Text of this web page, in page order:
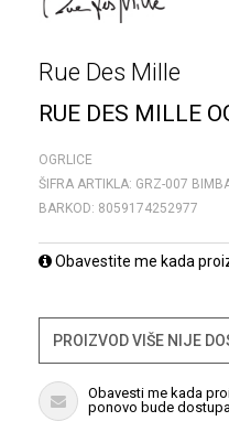
Rue Des Mille
RUE DES MILLE
OGRLICE
ŠIFRA ARTIKLA: GRZ-007
BARKOD: 8059174252977
Obavestite me kada
PROIZVOD VIŠE NIJE
Obavesti me kada
ponovo bude